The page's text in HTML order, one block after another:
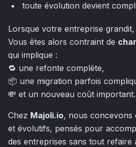
toute évolution devient
Lorsque votre entreprise
Vous êtes alors contraint de
qui implique :
🔁 une refonte complète,
📦 une migration parfois
💸 et un nouveau coût important.
Chez Majoli.io, nous concevons
et évolutifs, pensés pour
des entreprises sans tout refaire